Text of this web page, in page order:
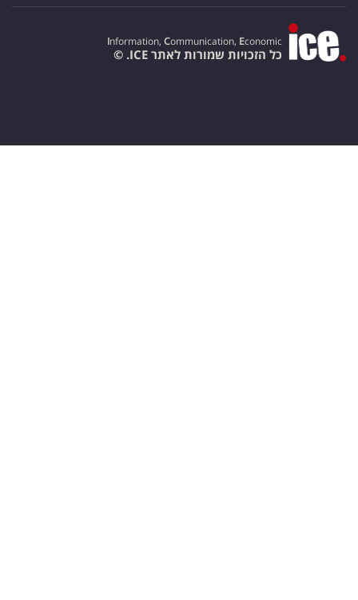
Information, Communication, Economic
כל הזכויות שמורות לאתר ICE. ©